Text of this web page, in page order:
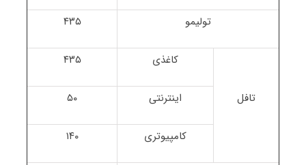
تولیمو ۴۳۵
تافل
کاغذی ۴۳۵
اینترنتی ۵۰
کامپیوتری ۱۴۰